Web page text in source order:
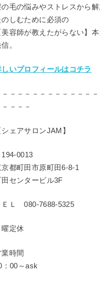
の毛の悩みやストレスから
のしむために必須の
美容師が教えたがらない】
。
しいプロフィールはコチラ
－－－－－－－－－－－－－
－－－
シェアサロンJAM】
194-0013
京都町田市原町田6-8-1
田センタービル3F
ＥＬ 080-7688-5325
曜定休
業時間
：00～ask